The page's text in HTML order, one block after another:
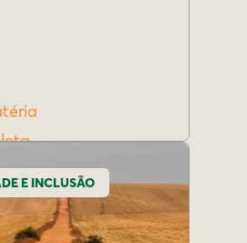
E INCLUSÃO